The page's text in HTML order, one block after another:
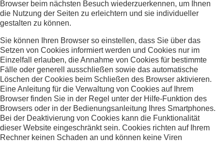
Browser beim nächsten Besuch wiederzuerkennen, um Ihnen
die Nutzung der Seiten zu erleichtern und sie individueller
gestalten zu können.
Sie können Ihren Browser so einstellen, dass Sie über das
Setzen von Cookies informiert werden und Cookies nur im
Einzelfall erlauben, die Annahme von Cookies für bestimmte
Fälle oder generell ausschließen sowie das automatische
Löschen der Cookies beim Schließen des Browser aktivieren.
Eine Anleitung für die Verwaltung von Cookies auf Ihrem
Browser finden Sie in der Regel unter der Hilfe-Funktion des
Browsers oder in der Bedienungsanleitung Ihres Smartphones.
Bei der Deaktivierung von Cookies kann die Funktionalität
dieser Website eingeschränkt sein. Cookies richten auf Ihrem
Rechner keinen Schaden an und können keine Viren